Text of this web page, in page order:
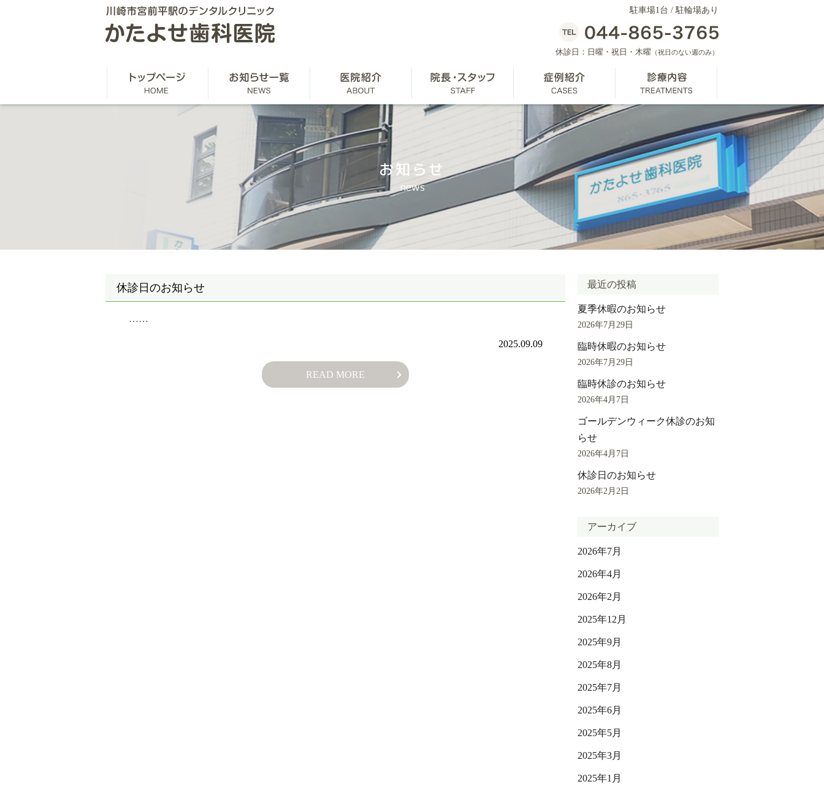
駐車場1台 / 駐輪場あり
休診日：日曜・祝日・木曜 （祝日のない週のみ）
お知らせ
news
休診日のお知らせ
……
2025.09.09
READ MORE
最近の投稿
夏季休暇のお知らせ
2026年7月29日
臨時休暇のお知らせ
2026年7月29日
臨時休診のお知らせ
2026年4月7日
ゴールデンウィーク休診のお知
らせ
2026年4月7日
休診日のお知らせ
2026年2月2日
アーカイブ
2026年7月
2026年4月
2026年2月
2025年12月
2025年9月
2025年8月
2025年7月
2025年6月
2025年5月
2025年3月
2025年1月